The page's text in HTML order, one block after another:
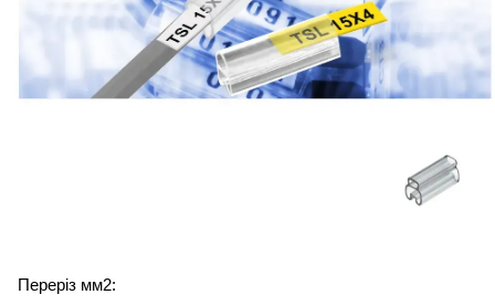
Переріз мм2: